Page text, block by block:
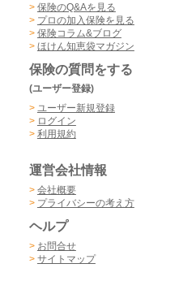
> 保険のQ&Aを見る
> プロの加入保険を見る
> 保険コラム&ブログ
> ほけん知恵袋マガジン
保険の質問をする
(ユーザー登録)
> ユーザー新規登録
> ログイン
> 利用規約
運営会社情報
> 会社概要
> プライバシーの考え方
ヘルプ
> お問合せ
> サイトマップ